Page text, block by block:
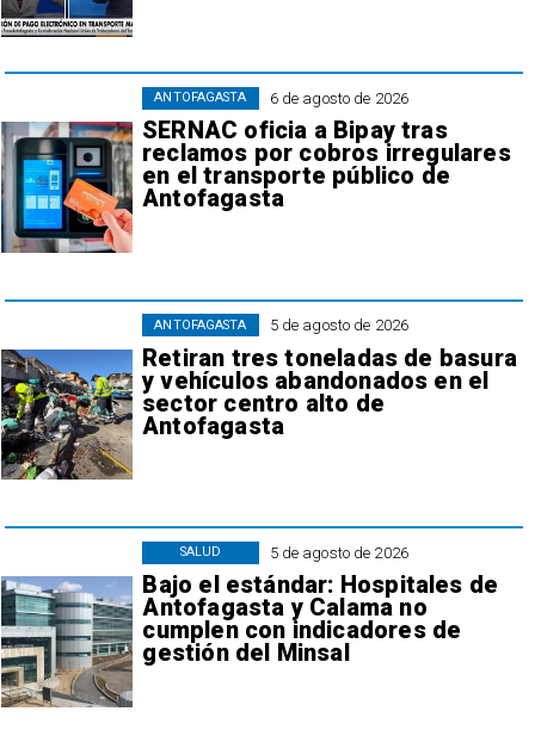
6 de agosto de 2026
SERNAC oficia a Bipay tras
reclamos por cobros irregulares
en el transporte público de
Antofagasta
ANTOFAGASTA
5 de agosto de 2026
Retiran tres toneladas de basura
y vehículos abandonados en el
sector centro alto de
Antofagasta
ANTOFAGASTA
5 de agosto de 2026
Bajo el estándar: Hospitales de
Antofagasta y Calama no
cumplen con indicadores de
gestión del Minsal
SALUD